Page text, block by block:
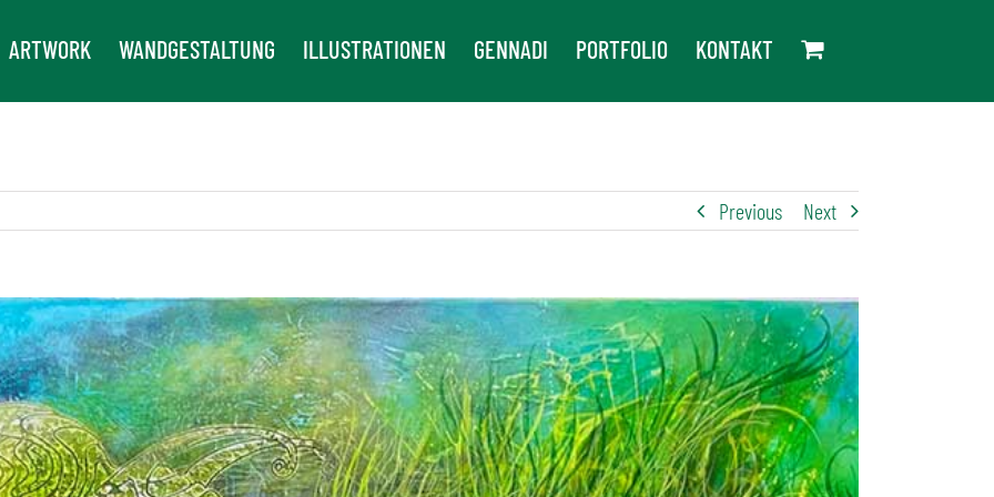
ARTWORK WANDGESTALTUNG ILLUSTRATIONEN GENNADI PORTFOLIO KONTAKT
Previous Next